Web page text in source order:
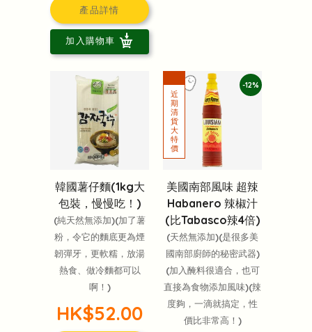
產品詳情
加入購物車
韓國薯仔麵(1kg大
包裝，慢慢吃！)
(純天然無添加)(加了薯
粉，令它的麵底更為煙
韌彈牙，更軟糯，放湯
熱食、做冷麵都可以
啊！)
HK$52.00
-12%
美國南部風味 超辣
Habanero 辣椒汁
(比Tabasco辣4倍)
(天然無添加)(是很多美
國南部廚師的秘密武器)
(加入醃料很適合，也可
直接為食物添加風味)(辣
度夠，一滴就搞定，性
價比非常高！)